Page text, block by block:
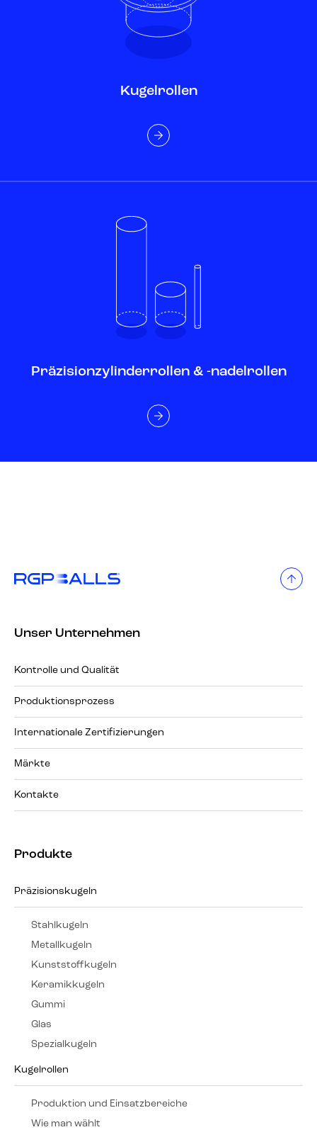
Kugelrollen
Präzisionzylinderrollen & -nadelrollen
Unser Unternehmen
Kontrolle und Qualität
Produktionsprozess
Internationale Zertifizierungen
Märkte
Kontakte
Produkte
Präzisionskugeln
Stahlkugeln
Metallkugeln
Kunststoffkugeln
Keramikkugeln
Gummi
Glas
Spezialkugeln
Kugelrollen
Produktion und Einsatzbereiche
Wie man wählt